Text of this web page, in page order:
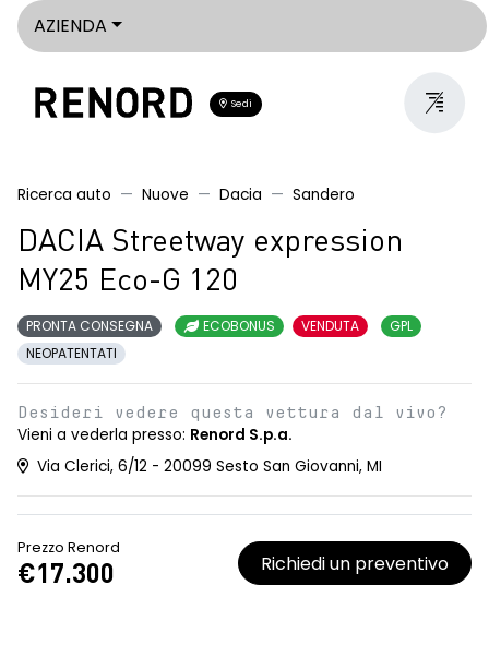
AZIENDA
Sedi
Ricerca auto Nuove Dacia Sandero
DACIA Streetway expression
MY25 Eco-G 120
PRONTA CONSEGNA ECOBONUS VENDUTA
GPL
NEOPATENTATI
Desideri vedere questa vettura dal vivo?
Vieni a vederla presso: Renord S.p.a.
Via Clerici, 6/12 - 20099 Sesto San Giovanni, MI
Prezzo Renord
€17.300 Richiedi un preventivo